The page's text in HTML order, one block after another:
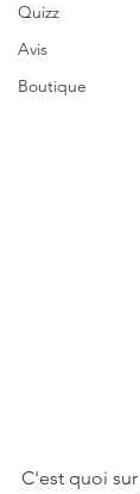
Quizz
Avis
Boutique
C'est quoi